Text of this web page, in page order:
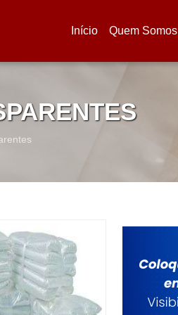
Início
(current)
Quem Somos